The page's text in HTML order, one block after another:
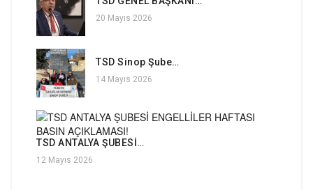
20 Mayıs 2026
TSD Sinop Şube…
14 Mayıs 2026
TSD ANTALYA ŞUBESİ…
12 Mayıs 2026